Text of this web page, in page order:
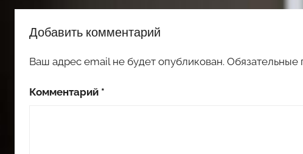
Добавить комментарий
Ваш адрес email не будет опубликован. Обязательные
Комментарий *